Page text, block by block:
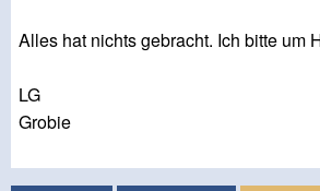
Alles hat nichts gebracht. Ich bitte um
LG
Grobie